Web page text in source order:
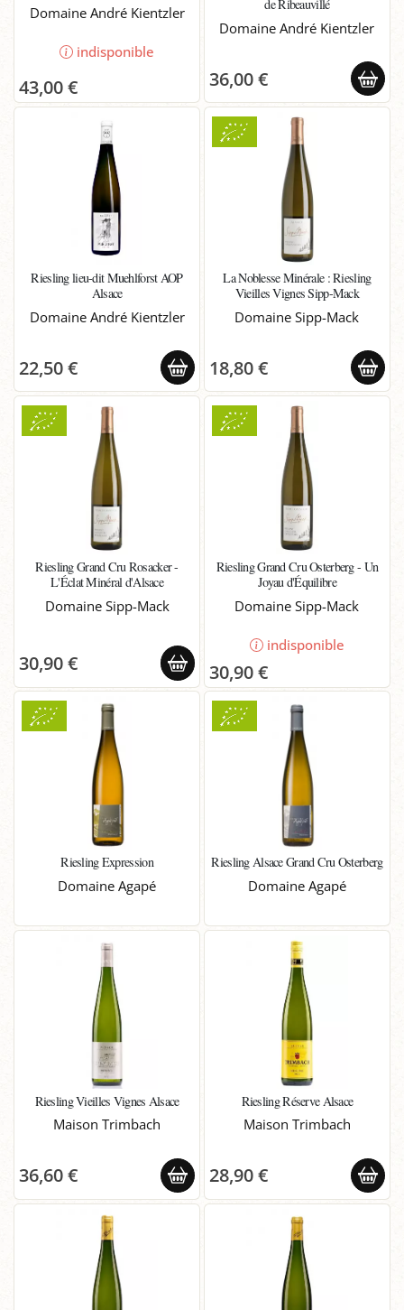
Domaine André Kientzler
indisponible
43,00 €
de Ribeauvillé
Domaine André Kientzler
36,00 €
Riesling lieu-dit Muehlforst AOP
Alsace
Domaine André Kientzler
22,50 €
La Noblesse Minérale : Riesling
Vieilles Vignes Sipp-Mack
Domaine Sipp-Mack
18,80 €
Riesling Grand Cru Rosacker -
L'Éclat Minéral d'Alsace
Domaine Sipp-Mack
30,90 €
Riesling Grand Cru Osterberg - Un
Joyau d'Équilibre
Domaine Sipp-Mack
indisponible
30,90 €
Riesling Expression
Domaine Agapé
Riesling Alsace Grand Cru Osterberg
Domaine Agapé
Riesling Vieilles Vignes Alsace
Maison Trimbach
36,60 €
Riesling Réserve Alsace
Maison Trimbach
28,90 €